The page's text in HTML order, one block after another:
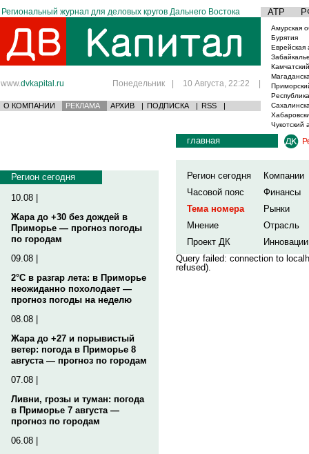
Региональный журнал для деловых кругов Дальнего Востока АТР
www.dvkapital.ru Понедельник | 10 Августа, 22:22 |
О КОМПАНИИ РЕКЛАМА АРХИВ | ПОДПИСКА | RSS |
Амурская
Бурятия
Еврейская
Чукотский
Регион сегодня
10.08 |
Жара до +30 без дождей в
Приморье — прогноз погоды
по городам
09.08 |
2°C в разгар лета: в Приморье
неожиданно похолодает —
прогноз погоды на неделю
08.08 |
Жара до +27 и порывистый
ветер: погода в Приморье 8
августа — прогноз по городам
07.08 |
Ливни, грозы и туман: погода
в Приморье 7 августа —
прогноз по городам
06.08 |
главная
Регион сегодня
Компании
Часовой пояс
Финансы
Тема номера
Рынки
Мнение
Отрасль
Проект ДК
Инновации
Query failed: connection to
refused).